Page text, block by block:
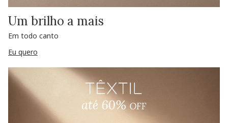
Um brilho a mais
Em todo canto
Eu quero